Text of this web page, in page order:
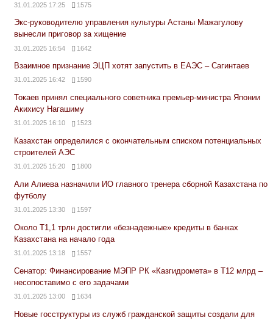
31.01.2025 17:25 1575
Экс-руководителю управления культуры Астаны Мажагулову
вынесли приговор за хищение
31.01.2025 16:54 1642
Взаимное признание ЭЦП хотят запустить в ЕАЭС – Сагинтаев
31.01.2025 16:42 1590
Токаев принял специального советника премьер-министра Японии
Акихису Нагашиму
31.01.2025 16:10 1523
Казахстан определился с окончательным списком потенциальных
строителей АЭС
31.01.2025 15:20 1800
Али Алиева назначили ИО главного тренера сборной Казахстана по
футболу
31.01.2025 13:30 1597
Около Т1,1 трлн достигли «безнадежные» кредиты в банках
Казахстана на начало года
31.01.2025 13:18 1557
Сенатор: Финансирование МЭПР РК «Казгидромета» в Т12 млрд –
несопоставимо с его задачами
31.01.2025 13:00 1634
Новые госструктуры из служб гражданской защиты создали для